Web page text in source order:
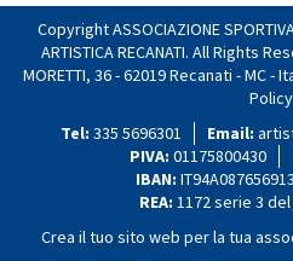
Copyright ASSOCIAZIONE
ARTISTICA RECANATI. All Rights
MORETTI, 36 - 62019 Recanati - MC -
Policy
Tel: 335 5696301 Email:
PIVA: 01175800430
IBAN:
REA: 1172 serie 3
Crea il tuo sito web per la tua